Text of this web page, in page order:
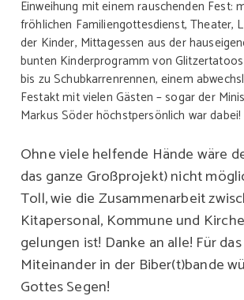
sch
Einweihung mit einem rauschenden Fest:
fröhlichen Familiengottesdienst, Theater,
der Kinder, Mittagessen aus der
bunten Kinderprogramm von
bis zu Schubkarrenrennen, einem
Festakt mit vielen Gästen – sogar der
Markus Söder höchstpersönlich war dabei!
Ohne viele helfende Hände wäre
das ganze Großprojekt) nicht
Toll, wie die Zusammenarbeit
Kitapersonal, Kommune und
gelungen ist! Danke an alle! Für
Miteinander in der Biber(t)bande
Gottes Segen!